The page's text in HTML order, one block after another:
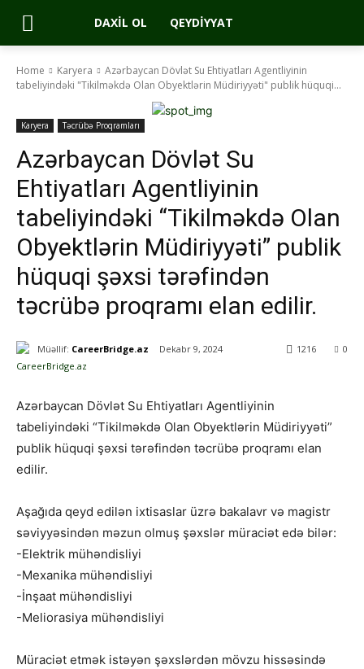
DAXIL OL QEYDIYYAT
Home Karyera
Azərbaycan Dövlət Su Ehtiyatları Agentliyinin
tabeliyindəki "Tikilməkdə Olan Obyektlərin Müdiriyyəti" publik hüquqi...
Karyera Təcrübə Proqramları
Azərbaycan Dövlət Su
Ehtiyatları Agentliyinin
tabeliyindəki “Tikilməkdə Olan
Obyektlərin Müdiriyyəti” publik
hüquqi şəxsi tərəfindən
təcrübə proqramı elan edilir.
Müəllif: CareerBridge.az Dekabr 9, 2024 0
1216
Azərbaycan Dövlət Su Ehtiyatları Agentliyinin
tabeliyindəki “Tikilməkdə Olan Obyektlərin Müdiriyyəti”
publik hüquqi şəxsi tərəfindən təcrübə proqramı elan
edilir.
Aşağıda qeyd edilən ixtisaslar üzrə bakalavr və magistr
səviyyəsindən məzun olmuş şəxslər müraciət edə bilər:
-Elektrik mühəndisliyi
-Mexanika mühəndisliyi
-İnşaat mühəndisliyi
-Meliorasiya mühəndisliyi
Müraciət etmək istəyən şəxslərdən mövzu hissəsində